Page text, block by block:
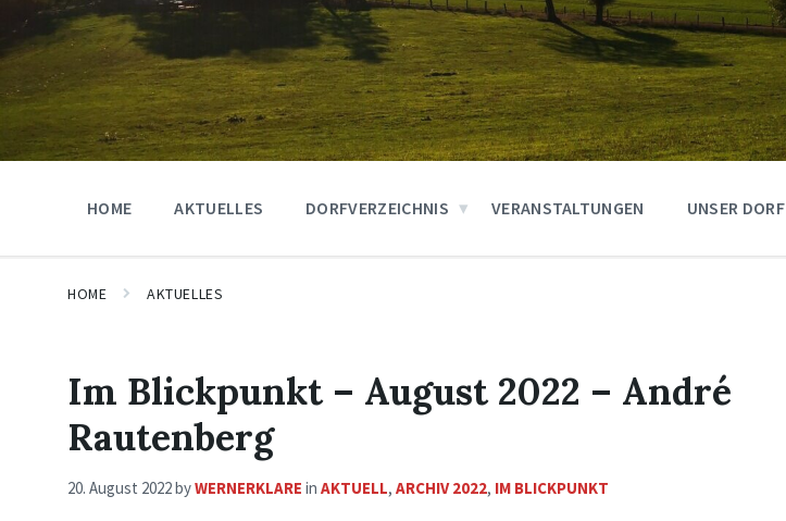
HOME AKTUELLES DORFVERZEICHNIS VERANSTALTUNGEN UNSER DORF
HOME AKTUELLES
Im Blickpunkt – August 2022 – André
Rautenberg
20. August 2022byWERNERKLARE in AKTUELL, ARCHIV 2022, IM BLICKPUNKT